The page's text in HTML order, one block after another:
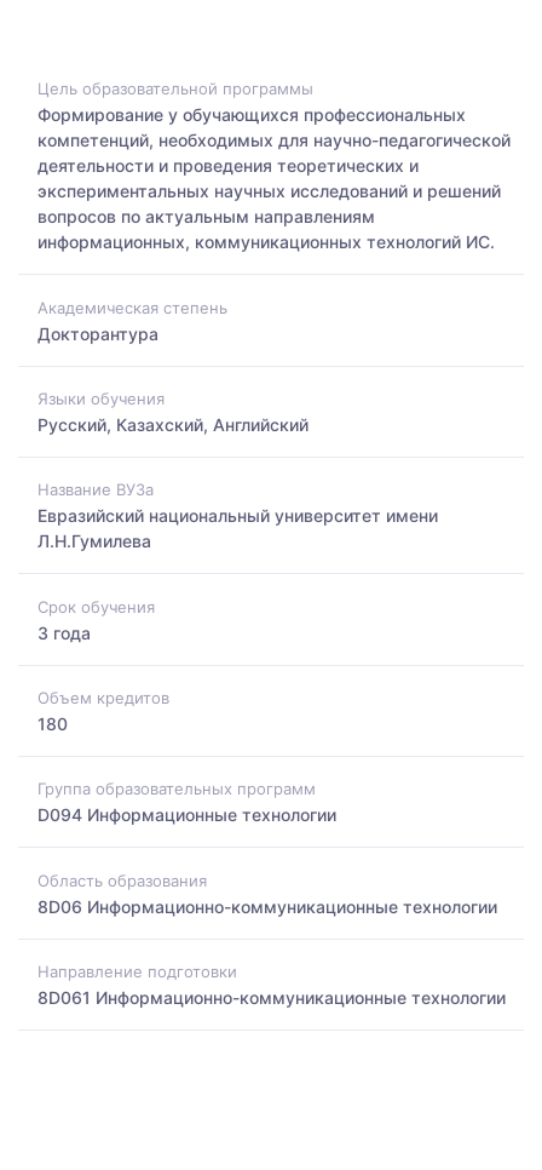
Цель образовательной программы
Формирование у обучающихся профессиональных
компетенций, необходимых для научно-педагогической
деятельности и проведения теоретических и
экспериментальных научных исследований и решений
вопросов по актуальным направлениям
информационных, коммуникационных технологий ИС.
Академическая степень
Докторантура
Языки обучения
Русский, Казахский, Английский
Название ВУЗа
Евразийский национальный университет имени
Л.Н.Гумилева
Срок обучения
3 года
Объем кредитов
180
Группа образовательных программ
D094 Информационные технологии
Область образования
8D06 Информационно-коммуникационные технологии
Направление подготовки
8D061 Информационно-коммуникационные технологии